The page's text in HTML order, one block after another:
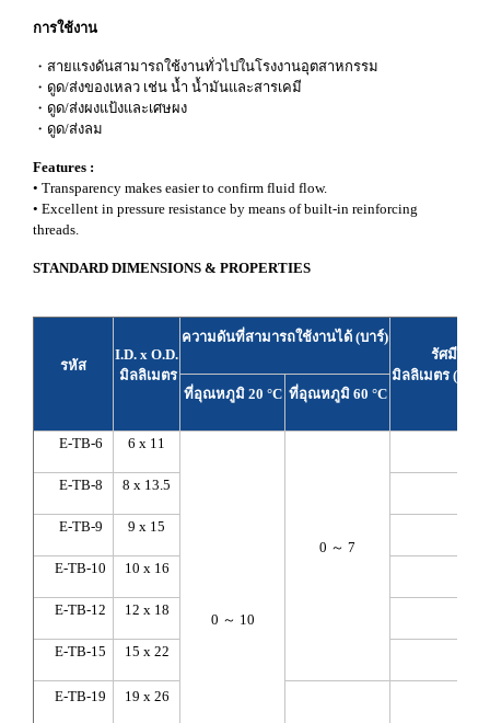
การใช้งาน
・สายแรงดันสามารถใช้งานทั่วไปในโรงงานอุตสาหกรรม
・ดูด/ส่งของเหลว เช่น น้ำ น้ำมันและสารเคมี
・ดูด/ส่งผงแป้งและเศษผง
・ดูด/ส่งลม
Features :
• Transparency makes easier to confirm fluid flow.
• Excellent in pressure resistance by means of built-in reinforcing
threads.
STANDARD DIMENSIONS & PROPERTIES
รหัส
I.D. x O.D.
มิลลิเมตร
ความดันที่สามารถใช้งานได้ (บาร์)
รัศมีการ
มิลลิเมตร (ที่อุณ
ที่อุณหภูมิ 20 °C ที่อุณหภูมิ 60 °C
E-TB-6 6 x 11
0 ～ 10
0 ～ 7
E-TB-8 8 x 13.5
E-TB-9 9 x 15
E-TB-10 10 x 16
E-TB-12 12 x 18
E-TB-15 15 x 22
E-TB-19 19 x 26